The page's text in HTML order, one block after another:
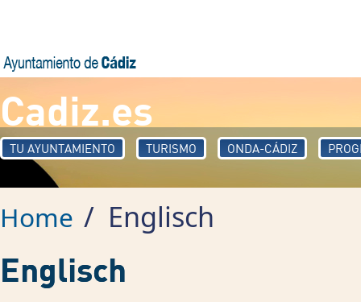
Cadiz.es
TU AYUNTAMIENTO TURISMO ONDA-CÁDIZ
Home / Englisch
Englisch